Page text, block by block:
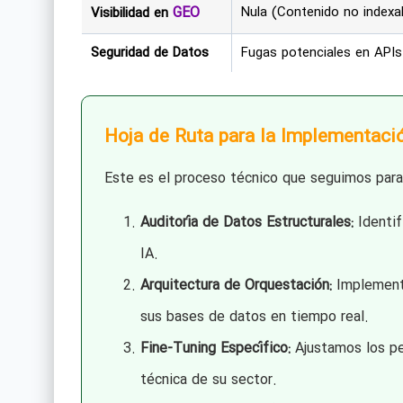
Visibilidad en GEO
Nula (Contenido no
Seguridad de Datos
Fugas potenciales en
Hoja de Ruta para la
Este es el proceso técnico que seguimos
Auditoría de Datos Estructurales:
IA.
Arquitectura de Orquestación:
sus bases de datos en tiempo real.
Fine-Tuning Específico:Ajustamos los
técnica de su sector.